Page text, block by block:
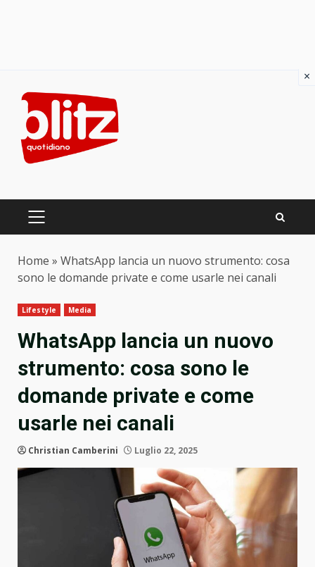
content
PRIMARY
Home » WhatsApp lancia un nuovo strumento: cosa
sono le domande private e come usarle nei canali
Lifestyle Media
WhatsApp lancia un nuovo
strumento: cosa sono le
domande private e come
usarle nei canali
Christian Camberini Luglio 22, 2025
×